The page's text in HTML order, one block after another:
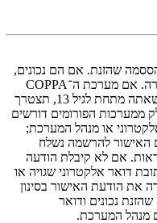
שהזנת. אם הם נכונים,
אז כנראה ואת מהדברים הבאים קרה. אם מערכת ה־COPPA
פועלת במערכת ובהרשמה סימנת שאתה מתחת לגיל 13, תצטרך
ממערכות הפורומים דורשים
או מנהל המערכת;
האישור להרשמה נשלח
אם לא קיבלת הודעה
דואר אלקטרוני שגויה או
את הודעת האישור בסינון
נכונים ודואר
מנהל המערכת.